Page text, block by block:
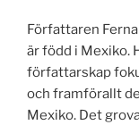
Författaren
är född i Mexiko.
författarskap
och framförallt
Mexiko. Det